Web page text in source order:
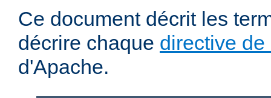
Ce document décrit les
décrire chaque directive
d'Apache.